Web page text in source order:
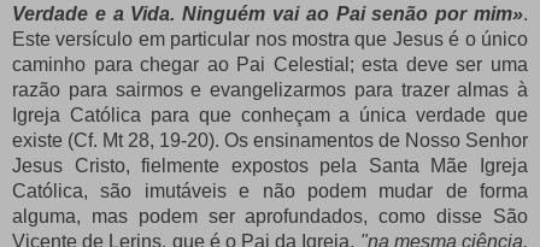
Verdade e a Vida.Ninguém vai ao Pai senão por mim».
Este versículo em particular nos mostra que Jesus é o único
caminho para chegar ao Pai Celestial;esta deve ser uma
razão para sairmos e evangelizarmos para trazer almas à
Igreja Católica para que conheçam a única verdade que
existe (Cf. Mt 28, 19-20). Os ensinamentos de Nosso Senhor
Jesus Cristo, fielmente expostos pela Santa Mãe Igreja
Católica, são imutáveis ​​e não podem mudar de forma
alguma, mas podem ser aprofundados, como disse São
Vicente de Lerins, que é o Pai da Igreja, "na mesma ciência,